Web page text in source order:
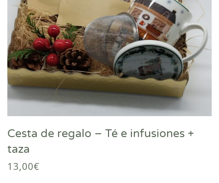
Cesta de regalo – Té e infusiones +
taza
13,00€